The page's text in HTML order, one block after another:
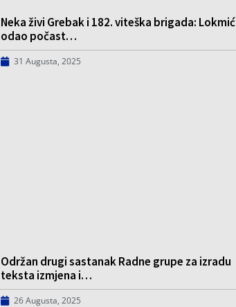
Neka živi Grebak i 182. viteška brigada: Lokmić
odao počast…
31 Augusta, 2025
Održan drugi sastanak Radne grupe za izradu
teksta izmjena i…
26 Augusta, 2025